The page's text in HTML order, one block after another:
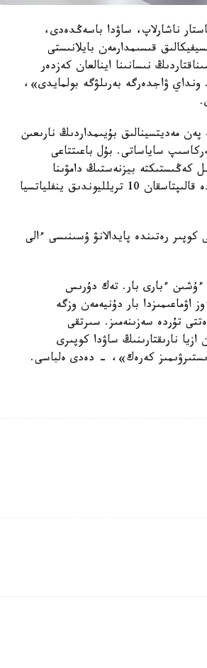
ناشارلاپ، ساۋدا باسەڭدەدى،
قىسىمدارمەن بايلانىستى
نىسانىنا اينالعان كەزدەر
ونداي ۋاجدەرگە بەرىلۋگە بولمايدى»،
مەديتسينالىق بۇيىمداردىڭ نارىعىن
ساياساتى. بۇل باعىتتاعى
كەڭىستىكتە بيزنەستىڭ دامۋىنا
مۇمكىندىك جاساۋ كەرەك. ساراپشىلاردىڭ ايتۋىنشا، بۇل جىلدارى بانكتەردە قالىپتاسقان 10 تريلليوندىق ينفلياتسيا
رەتىندە پايدالانۋ ۇسىنىسى ءالى
ءۇشىن ءبارى بار. تەك دۇرىس
بار دۇنيەمەن وزگە
تۇردە سەزىنەمىز. سىرتقى
ازيا نارىقتارىنىڭ ساۋدا كوپىرى
كەرەك»، - دەدى ەلباسى.